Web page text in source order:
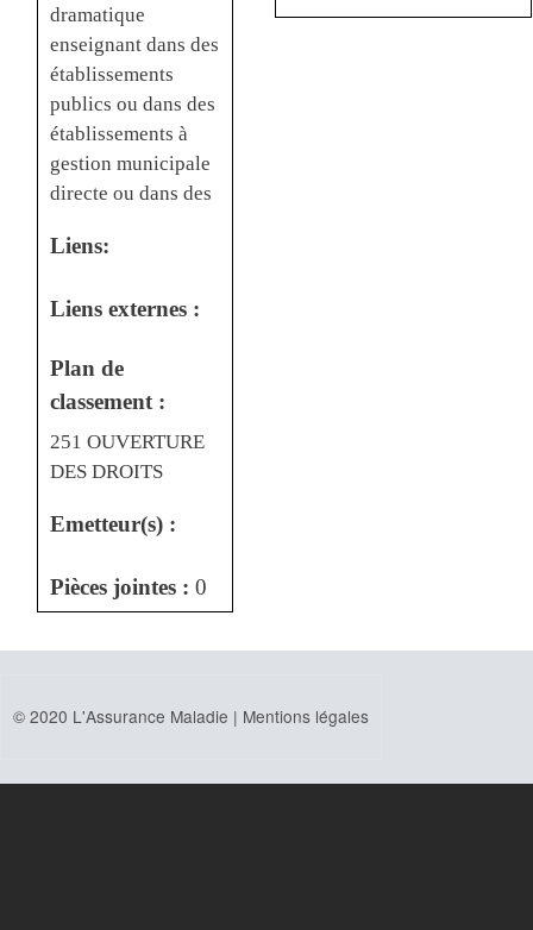
dramatique
enseignant dans des
établissements
publics ou dans des
établissements à
gestion municipale
directe ou dans des
Liens:
Liens externes :
Plan de
classement :
251 OUVERTURE
DES DROITS
Emetteur(s) :
Pièces jointes : 0
© 2020 L'Assurance Maladie | Mentions légales